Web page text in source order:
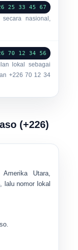
25 33 45 67
secara nasional,
70 12 34 56
lokal sebagai
+226 70 12 34
(+226)
Utara,
, lalu nomor lokal